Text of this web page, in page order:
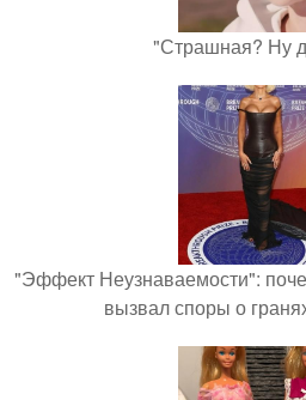
"Страшная? Ну
"Эффект Неузнаваемости":
вызвал споры о